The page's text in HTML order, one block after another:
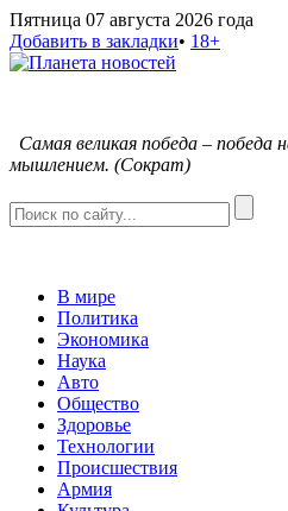
Пятница 07 августа 2026 года
Добавить в закладки• 18+
Самая великая победа –
мышлением. (Сократ)
В мире
Политика
Экономика
Наука
Авто
Общество
Здоровье
Технологии
Происшествия
Армия